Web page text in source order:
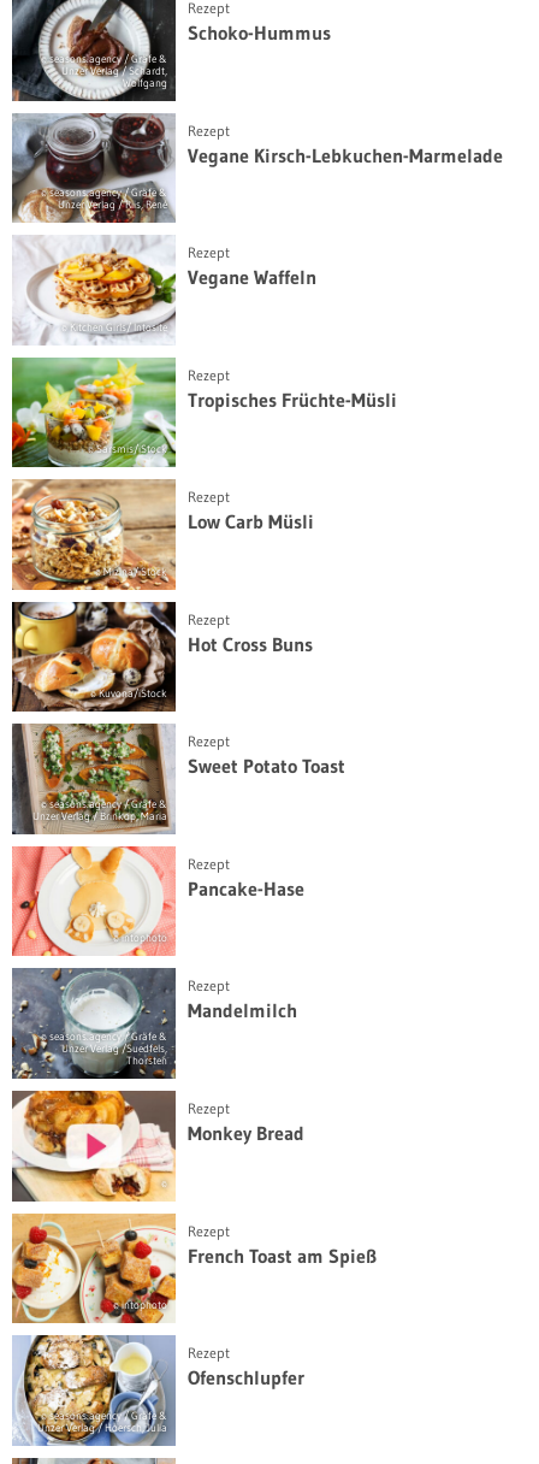
© seasons.agency / Gräfe &
Unzer Verlag / Schardt,
Wolfgang
Rezept
Schoko-Hummus
© seasons.agency / Gräfe &
Unzer Verlag / Riis, René
Rezept
Vegane Kirsch-Lebkuchen-Marmelade
© Kitchen Girls/ Intosite
Rezept
Vegane Waffeln
© Sarsmis/iStock
Rezept
Tropisches Früchte-Müsli
© Mizina/iStock
Rezept
Low Carb Müsli
© Kuvona/iStock
Rezept
Hot Cross Buns
© seasons.agency / Gräfe &
Unzer Verlag / Brinkop, Maria
Rezept
Sweet Potato Toast
© intophoto
Rezept
Pancake-Hase
© seasons.agency / Gräfe &
Unzer Verlag /Suedfels,
Thorsten
Rezept
Mandelmilch
©
Rezept
Monkey Bread
© intophoto
Rezept
French Toast am Spieß
© seasons.agency / Gräfe &
Unzer Verlag / Hoersch, Julia
Rezept
Ofenschlupfer